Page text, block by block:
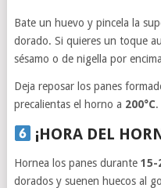
Bate un huevo y pincela la
dorado. Si quieres un toque
sésamo o de nigella por
Deja reposar los panes
precalientas el horno a 200°C.
¡HORA DEL
Hornea los panes durante 15-
dorados y suenen huecos al